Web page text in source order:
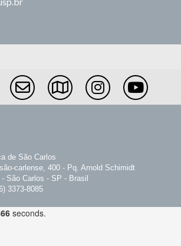
de São Carlos
carlense, 400 - Pq. Arnold Schimidt
São Carlos - SP - Brasil
3373-8085
seconds.